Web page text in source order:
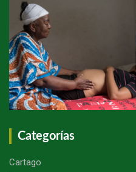
Categorías
Cartago